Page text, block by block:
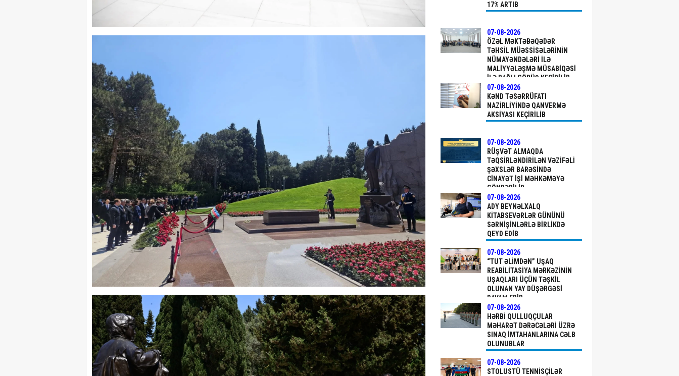
17% ARTIB
07-08-2026
ÖZƏL MƏKTƏBƏQƏDƏR
TƏHSIL MÜƏSSISƏLƏRININ
NÜMAYƏNDƏLƏRI ILƏ
MALIYYƏLƏŞMƏ MÜSABIQƏSI
ILƏ BAĞLI GÖRÜŞ KEÇIRILIB
07-08-2026
KƏND TƏSƏRRÜFATI
NAZIRLIYINDƏ QANVERMƏ
AKSIYASI KEÇIRILIB
07-08-2026
RÜŞVƏT ALMAQDA
TƏQSIRLƏNDIRILƏN VƏZIFƏLI
ŞƏXSLƏR BARƏSINDƏ
CINAYƏT IŞI MƏHKƏMƏYƏ
GÖNDƏRILIB
07-08-2026
ADY BEYNƏLXALQ
KITABSEVƏRLƏR GÜNÜNÜ
SƏRNIŞINLƏRLƏ BIRLIKDƏ
QEYD EDIB
07-08-2026
“TUT ƏLIMDƏN” UŞAQ
REABILITASIYA MƏRKƏZININ
UŞAQLARI ÜÇÜN TƏŞKIL
OLUNAN YAY DÜŞƏRGƏSI
DAVAM EDIR
07-08-2026
HƏRBI QULLUQÇULAR
MƏHARƏT DƏRƏCƏLƏRI ÜZRƏ
SINAQ IMTAHANLARINA CƏLB
OLUNUBLAR
07-08-2026
STOLUSTÜ TENNISÇILƏR